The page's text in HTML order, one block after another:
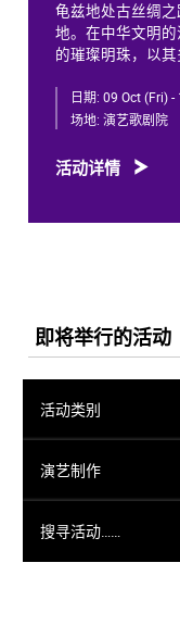
龟兹地处古丝绸
地。在中华文明
的璀璨明珠，以其
龟兹文化流淌着
我、我中有你”，
艺术的交融流变
运，服装设计阳东
威、古力加娜提·
灯光设计刘钊，
内艺术家。舞剧以
的青年舞者为班
出演。
日期: 09 Oct (Fri) -
场地: 演艺歌剧院
活动详情
即将举行的活动
活动类别
演艺制作